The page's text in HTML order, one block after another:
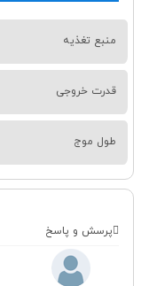
منبع تغذیه
قدرت خروجی
طول موج
پرسش و پاسخ